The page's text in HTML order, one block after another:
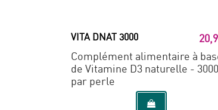
VITA DNAT 3000
Complément alimentaire à
de Vitamine D3 naturelle -
par perle